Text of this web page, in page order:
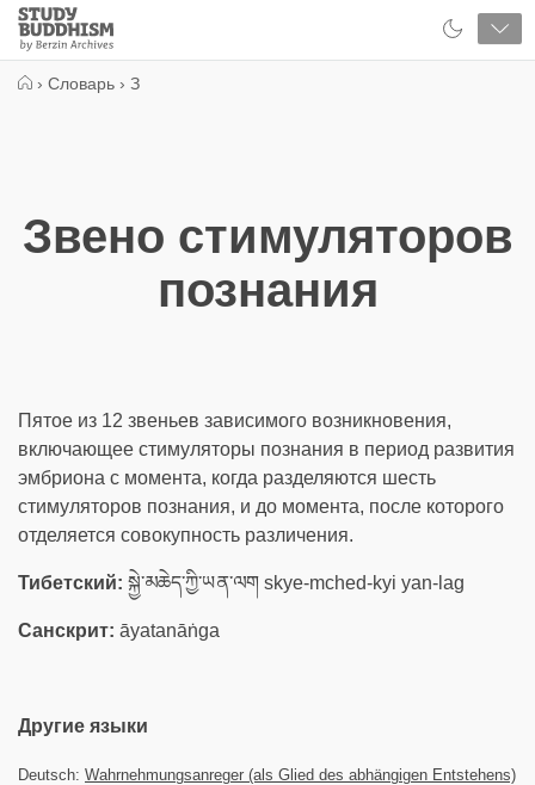
Close
Study
Buddhism
› Словарь › З
Звено стимуляторов
познания
Пятое из 12 звеньев зависимого возникновения,
включающее стимуляторы познания в период развития
эмбриона с момента, когда разделяются шесть
стимуляторов познания, и до момента, после которого
отделяется совокупность различения.
Тибетский: སྐྱེ་མཆེད་ཀྱི་ཡན་ལག skye-mched-kyi yan-lag
Санскрит: āyatanāṅga
Другие языки
Deutsch: Wahrnehmungsanreger (als Glied des abhängigen Entstehens)